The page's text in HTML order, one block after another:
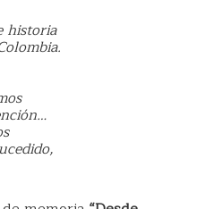
historia